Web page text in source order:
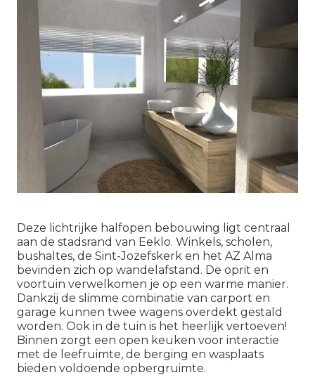
Deze lichtrijke halfopen bebouwing ligt centraal
aan de stadsrand van Eeklo. Winkels, scholen,
bushaltes, de Sint-Jozefskerk en het AZ Alma
bevinden zich op wandelafstand. De oprit en
voortuin verwelkomen je op een warme manier.
Dankzij de slimme combinatie van carport en
garage kunnen twee wagens overdekt gestald
worden. Ook in de tuin is het heerlijk vertoeven!
Binnen zorgt een open keuken voor interactie
met de leefruimte, de berging en wasplaats
bieden voldoende opbergruimte.